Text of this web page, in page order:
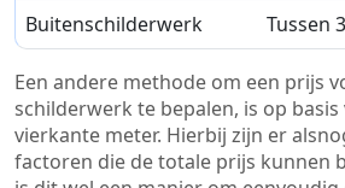
Buitenschilderwerk
Tussen
Een andere methode om een prijs
schilderwerk te bepalen, is op
vierkante meter. Hierbij zijn er
factoren die de totale prijs kunnen